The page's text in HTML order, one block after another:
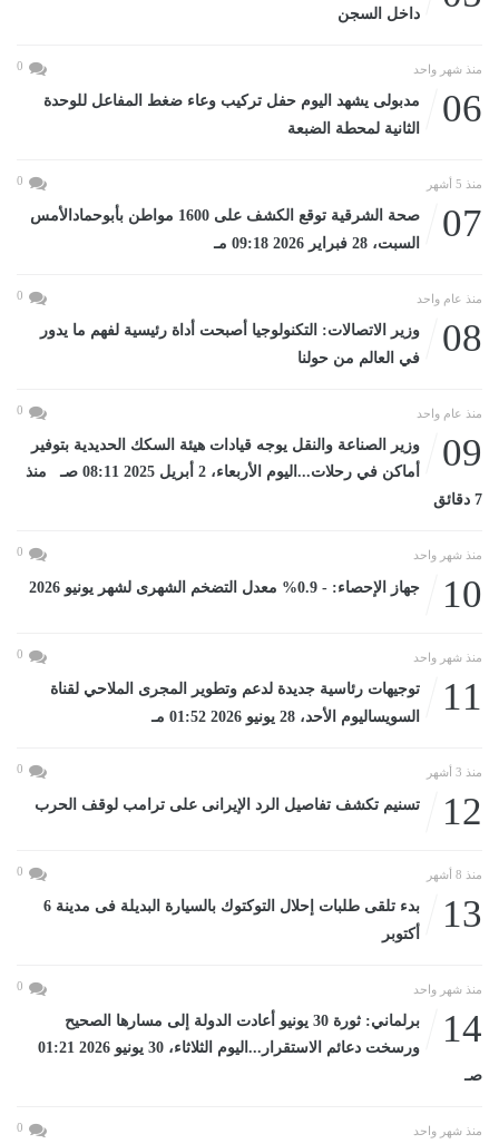
داخل السجن
منذ شهر واحد 0
06
مدبولى يشهد اليوم حفل تركيب وعاء ضغط المفاعل للوحدة
الثانية لمحطة الضبعة
منذ 5 أشهر 0
07
صحة الشرقية توقع الكشف على 1600 مواطن بأبوحمادالأمس
السبت، 28 فبراير 2026 09:18 مـ
منذ عام واحد 0
08
وزير الاتصالات: التكنولوجيا أصبحت أداة رئيسية لفهم ما يدور
في العالم من حولنا
منذ عام واحد 0
09
وزير الصناعة والنقل يوجه قيادات هيئة السكك الحديدية بتوفير
أماكن في رحلات...اليوم الأربعاء، 2 أبريل 2025 08:11 صـ منذ
7 دقائق
منذ شهر واحد 0
10 جهاز الإحصاء: - 0.9% معدل التضخم الشهرى لشهر يونيو 2026
منذ شهر واحد 0
11
توجيهات رئاسية جديدة لدعم وتطوير المجرى الملاحي لقناة
السويساليوم الأحد، 28 يونيو 2026 01:52 مـ
منذ 3 أشهر 0
12 تسنيم تكشف تفاصيل الرد الإيرانى على ترامب لوقف الحرب
منذ 8 أشهر 0
13
بدء تلقى طلبات إحلال التوكتوك بالسيارة البديلة فى مدينة 6
أكتوبر
منذ شهر واحد 0
14
برلماني: ثورة 30 يونيو أعادت الدولة إلى مسارها الصحيح
ورسخت دعائم الاستقرار...اليوم الثلاثاء، 30 يونيو 2026 01:21
صـ
منذ شهر واحد 0